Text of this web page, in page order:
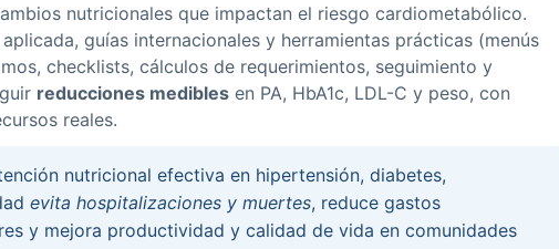
nutricionales que impactan el riesgo cardiometabólico.
guías internacionales y herramientas prácticas (menús
checklists, cálculos de requerimientos, seguimiento y
reducciones medibles en PA, HbA1c, LDL-C y peso, con
reales.
nutricional efectiva en hipertensión, diabetes,
evita hospitalizaciones y muertes, reduce gastos
y mejora productividad y calidad de vida en comunidades